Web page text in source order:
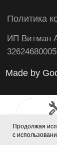
Продолжая
с